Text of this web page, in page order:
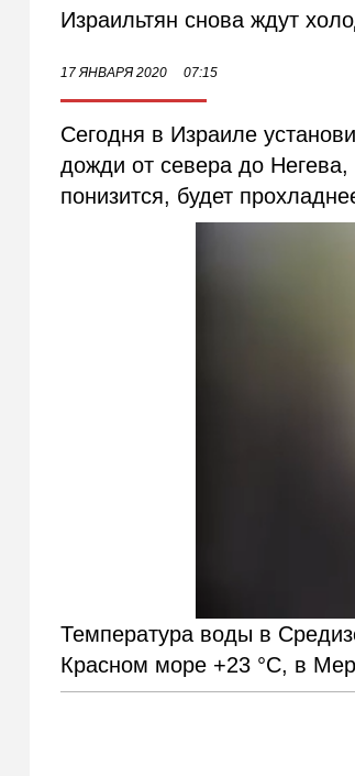
Израильтян снова ждут
17 ЯНВАРЯ 2020 07:15
Сегодня в Израиле
дожди от севера до
понизится, будет
Температура воды в
Красном море +23 °С, в